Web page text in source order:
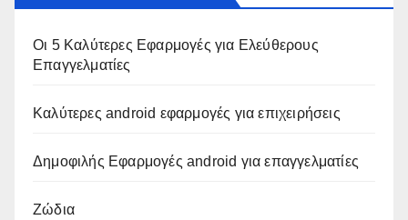
Οι 5 Καλύτερες Εφαρμογές για Ελεύθερους
Επαγγελματίες
Καλύτερες android εφαρμογές για επιχειρήσεις
Δημοφιλής Εφαρμογές android για επαγγελματίες
Ζώδια